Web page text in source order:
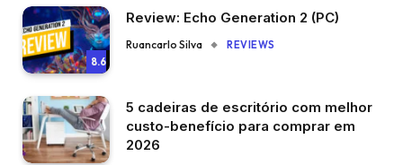
8.6
Review: Echo Generation 2 (PC)
Ruancarlo Silva REVIEWS
5 cadeiras de escritório com melhor
custo-benefício para comprar em
2026